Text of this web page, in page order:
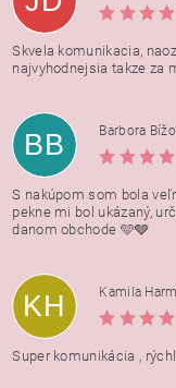
Skvela komunikacia,
najvyhodnejsia takze za
BB
Barbora
S nakúpom som bola
pekne mi bol ukázaný,
danom obchode 🩵🩶
KH
Kamila
Super komunikácia ,